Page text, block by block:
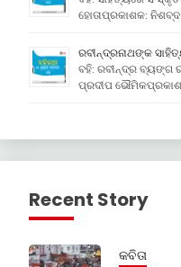
ହୋତାପ୍ରକାଶକ:
ରବୀନ୍ଦ୍ରନାଥଙ୍କ
ବହି: ରବୀନ୍ଦ୍ର ବ୍ୟଙ୍ଗ
ପ୍ରଦୀପ
Recent Story
କବିତା